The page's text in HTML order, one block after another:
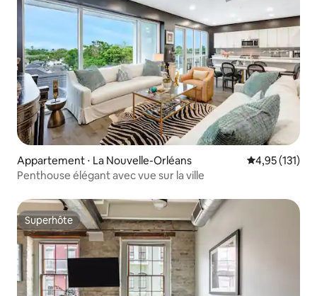
Appartement ⋅ La Nouvelle-Orléans Évaluation
4,95 (131)
Penthouse élégant avec vue sur la ville
Superhôte
Superhôte